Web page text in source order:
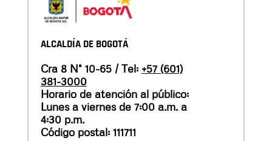
ALCALDÍA DE BOGOTÁ
Cra 8 N° 10-65 / Tel: +57 (601)
381-3000
Horario de atención al público:
Lunes a viernes de 7:00 a.m. a
4:30 p.m.
Código postal: 111711